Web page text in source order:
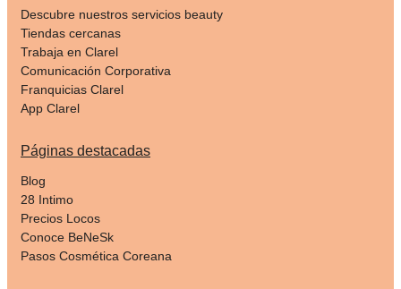
Descubre nuestros servicios beauty
Tiendas cercanas
Trabaja en Clarel
Comunicación Corporativa
Franquicias Clarel
App Clarel
Páginas destacadas
Blog
28 Intimo
Precios Locos
Conoce BeNeSk
Pasos Cosmética Coreana